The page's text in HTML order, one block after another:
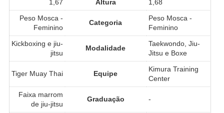
1,67
Altura
1,68
Peso Mosca -
Feminino
Categoria
Peso Mosca -
Feminino
Kickboxing e jiu-
jitsu
Modalidade
Taekwondo, Jiu-
Jitsu e Boxe
Tiger Muay Thai Equipe
Kimura Training
Center
Faixa marrom
de jiu-jitsu
Graduação -